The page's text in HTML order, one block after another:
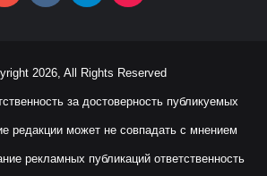
2026, All Rights Reserved
за достоверность публикуемых
редакции может не совпадать с мнением
рекламных публикаций ответственность